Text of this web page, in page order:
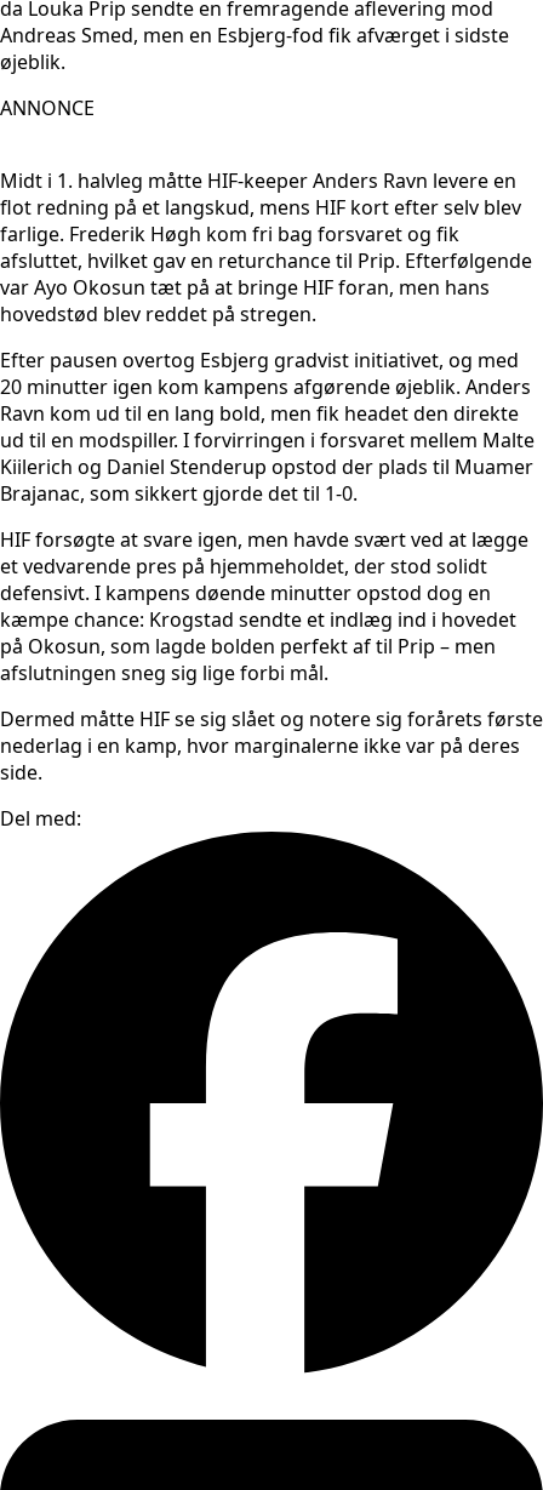
da Louka Prip sendte en fremragende aflevering mod
Andreas Smed, men en Esbjerg-fod fik afværget i sidste
øjeblik.
ANNONCE
Midt i 1. halvleg måtte HIF-keeper Anders Ravn levere en
flot redning på et langskud, mens HIF kort efter selv blev
farlige. Frederik Høgh kom fri bag forsvaret og fik
afsluttet, hvilket gav en returchance til Prip. Efterfølgende
var Ayo Okosun tæt på at bringe HIF foran, men hans
hovedstød blev reddet på stregen.
Efter pausen overtog Esbjerg gradvist initiativet, og med
20 minutter igen kom kampens afgørende øjeblik. Anders
Ravn kom ud til en lang bold, men fik headet den direkte
ud til en modspiller. I forvirringen i forsvaret mellem Malte
Kiilerich og Daniel Stenderup opstod der plads til Muamer
Brajanac, som sikkert gjorde det til 1-0.
HIF forsøgte at svare igen, men havde svært ved at lægge
et vedvarende pres på hjemmeholdet, der stod solidt
defensivt. I kampens døende minutter opstod dog en
kæmpe chance: Krogstad sendte et indlæg ind i hovedet
på Okosun, som lagde bolden perfekt af til Prip – men
afslutningen sneg sig lige forbi mål.
Dermed måtte HIF se sig slået og notere sig forårets første
nederlag i en kamp, hvor marginalerne ikke var på deres
side.
Del med: